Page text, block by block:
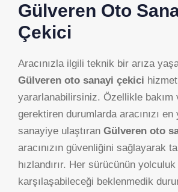
Gülveren Oto
Çekici
Aracınızla ilgili teknik bir arıza
Gülveren oto sanayi çekici
yararlanabilirsiniz. Özellikle bakım
gerektiren durumlarda aracınızı en
sanayiye ulaştıran Gülveren oto
aracınızın güvenliğini sağlayarak
hızlandırır. Her sürücünün
karşılaşabileceği beklenmedik